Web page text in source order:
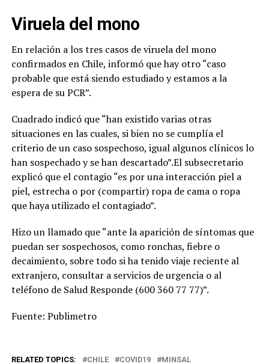
Viruela del mono
En relación a los tres casos de viruela del mono
confirmados en Chile, informó que hay otro “caso
probable que está siendo estudiado y estamos a la
espera de su PCR”.
Cuadrado indicó que “han existido varias otras
situaciones en las cuales, si bien no se cumplía el
criterio de un caso sospechoso, igual algunos clínicos lo
han sospechado y se han descartado”.El subsecretario
explicó que el contagio “es por una interacción piel a
piel, estrecha o por (compartir) ropa de cama o ropa
que haya utilizado el contagiado”.
Hizo un llamado que “ante la aparición de síntomas que
puedan ser sospechosos, como ronchas, fiebre o
decaimiento, sobre todo si ha tenido viaje reciente al
extranjero, consultar a servicios de urgencia o al
teléfono de Salud Responde (600 360 77 77)”.
Fuente: Publimetro
RELATED TOPICS: CHILE COVID19 MINSAL